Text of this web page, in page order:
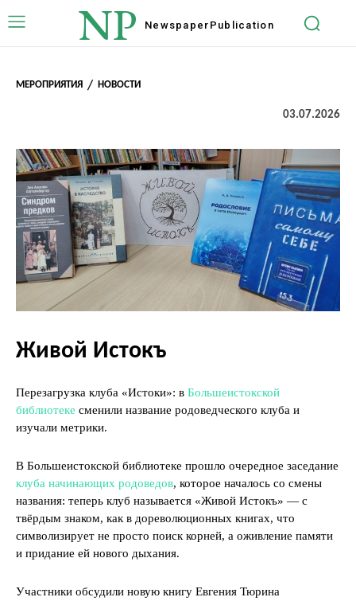
NP Newspaper Publication
МЕРОПРИЯТИЯ НОВОСТИ
03.07.2026
Живой Истокъ
Перезагрузка клуба «Истоки»: в Большеистокской
библиотеке сменили название родоведческого клуба и
изучали метрики.
В Большеистокской библиотеке прошло очередное заседание
клуба начинающих родоведов, которое началось со смены
названия: теперь клуб называется «Живой Истокъ» — с
твёрдым знаком, как в дореволюционных книгах, что
символизирует не просто поиск корней, а оживление памяти
и придание ей нового дыхания.
Участники обсудили новую книгу Евгения Тюрина